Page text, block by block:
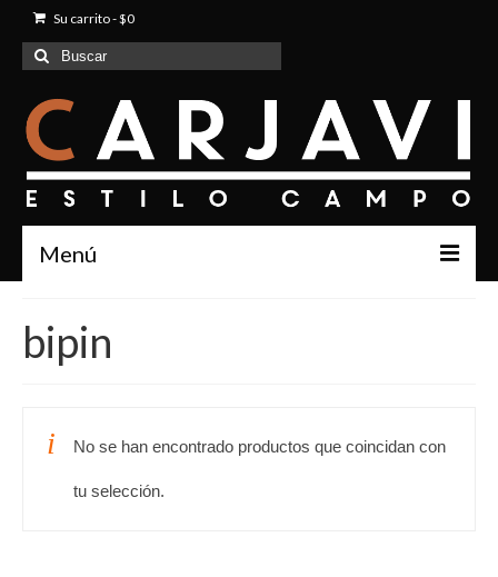
Su carrito-$0
Buscar
por:
Menú
Quienes Somos
Contacto
bipin
No se han encontrado productos que coincidan con
tu selección.